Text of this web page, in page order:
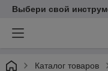
Выбери свой
Каталог товаров